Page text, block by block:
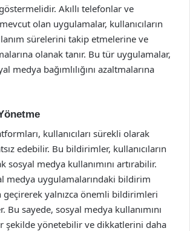
Akıllı telefonlar ve
olan uygulamalar, kullanıcıların
sürelerini takip etmelerine ve
olanak tanır. Bu tür uygulamalar,
medya bağımlılığını azaltmalarına
kullanıcıları sürekli olarak
edebilir. Bu bildirimler, kullanıcıların
sosyal medya kullanımını artırabilir.
medya uygulamalarındaki bildirim
geçirerek yalnızca önemli bildirimleri
Bu sayede, sosyal medya kullanımını
şekilde yönetebilir ve dikkatlerini daha